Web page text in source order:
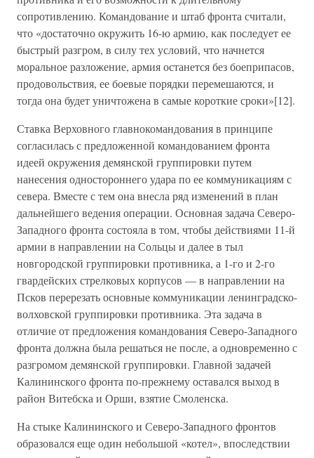
сопротивлению. Командование и штаб фронта считали,
что «достаточно окружить 16-ю армию, как последует ее
быстрый разгром, в силу тех условий, что начнется
моральное разложение, армия останется без боеприпасов,
продовольствия, ее боевые порядки перемешаются, и
тогда она будет уничтожена в самые короткие сроки»[12].
Ставка Верховного главнокомандования в принципе
согласилась с предложенной командованием фронта
идеей окружения демянской группировки путем
нанесения одностороннего удара по ее коммуникациям с
севера. Вместе с тем она внесла ряд изменений в план
дальнейшего ведения операции. Основная задача Северо-
Западного фронта состояла в том, чтобы действиями 11-й
армии в направлении на Сольцы и далее в тыл
новгородской группировки противника, а 1-го и 2-го
гвардейских стрелковых корпусов — в направлении на
Псков перерезать основные коммуникации ленинградско-
волховской группировки противника. Эта задача в
отличие от предложения командования Северо-Западного
фронта должна была решаться не после, а одновременно с
разгромом демянской группировки. Главной задачей
Калининского фронта по-прежнему оставался выход в
район Витебска и Орши, взятие Смоленска.
На стыке Калининского и Северо-Западного фронтов
образовался еще один небольшой «котел», впоследствии